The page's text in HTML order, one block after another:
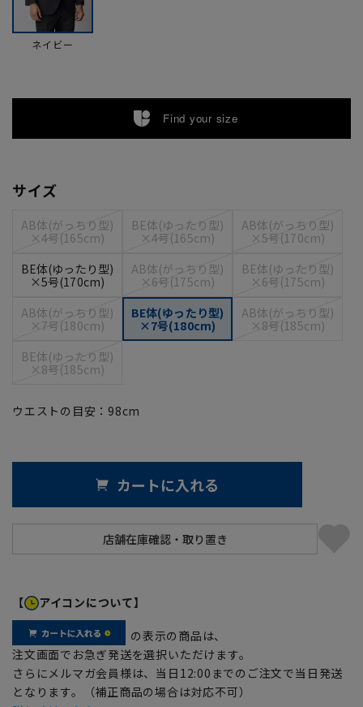
ネイビー
Find your size
サイズ
AB体(がっちり型)
×4号(165cm)
BE体(ゆったり型)
×4号(165cm)
AB体(がっちり型)
×5号(170cm)
BE体(ゆったり型)
×5号(170cm)
AB体(がっちり型)
×6号(175cm)
BE体(ゆったり型)
×6号(175cm)
AB体(がっちり型)
×7号(180cm)
BE体(ゆったり型)
×7号(180cm)
AB体(がっちり型)
×8号(185cm)
BE体(ゆったり型)
×8号(185cm)
ウエストの目安： 98cm
カートに入れる
【 アイコンについて】
の表示の商品は、
注文画面でお急ぎ発送を選択いただけます。
さらにメルマガ会員様は、当日12:00までのご注文で当日発送
となります。（補正商品の場合は対応不可）